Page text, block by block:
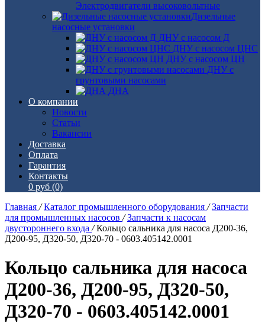
Электродвигатели высоковольтные
Дизельные
насосные установки
ДНУ с насосом Д
ДНУ с насосом ЦНС
ДНУ с насосом ЦН
ДНУ с
грунтовыми насосами
ДНА
О компании
Новости
Статьи
Вакансии
Доставка
Оплата
Гарантия
Контакты
0 руб (0)
Главная / Каталог промышленного оборудования / Запчасти
для промышленных насосов / Запчасти к насосам
двустороннего входа / Кольцо сальника для насоса Д200-36,
Д200-95, Д320-50, Д320-70 - 0603.405142.0001
Кольцо сальника для насоса
Д200-36, Д200-95, Д320-50,
Д320-70 - 0603.405142.0001